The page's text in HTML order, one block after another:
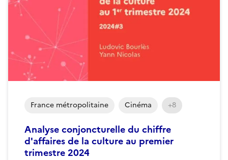
Analyse conjoncturelle du chiffre
d'affaires de la culture au premier
trimestre 2024
France métropolitaine Cinéma +8